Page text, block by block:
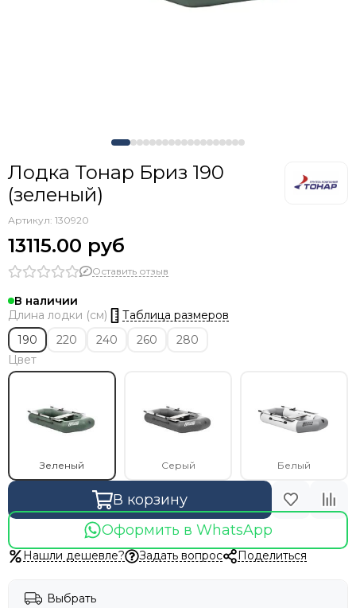
Лодка Тонар Бриз 190
(зеленый)
Артикул: 130920
13115.00 руб
Оставить отзыв
В наличии
Длина лодки (см)
Таблица размеров
190
220 240 260
280
Цвет
Зеленый Серый Белый
В корзину
Оформить в WhatsApp
Нашли дешевле? Задать вопрос Поделиться
Выбрать